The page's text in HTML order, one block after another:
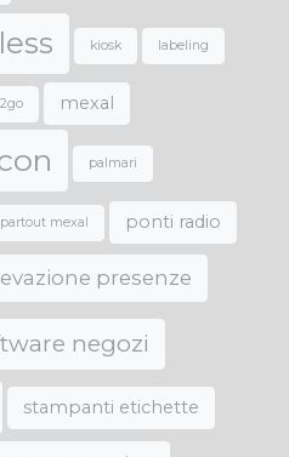
kiosk labeling
mexal
palmari
mexal ponti radio
presenze
negozi
stampanti etichette